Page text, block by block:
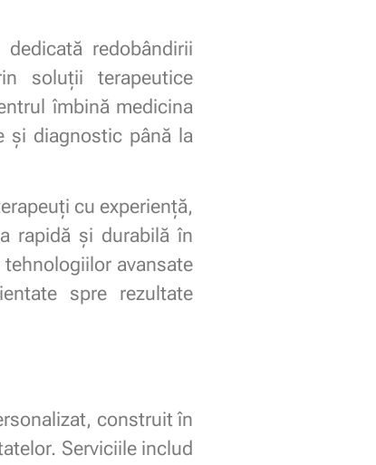
dedicată redobândirii
soluții terapeutice
îmbină medicina
și diagnostic până la
cu experiență,
rapidă și durabilă în
avansate
spre rezultate
construit în
Serviciile includ